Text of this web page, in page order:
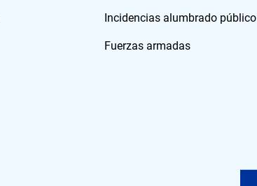
Incidencias alumbrado público
Fuerzas armadas